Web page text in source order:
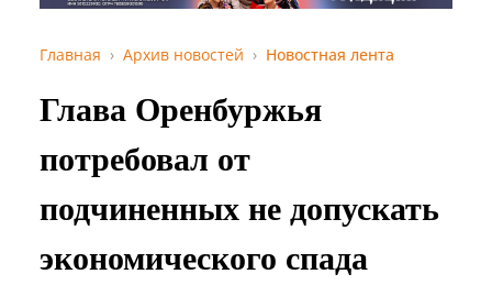
Главная Архив новостей Новостная лента
Глава Оренбуржья
потребовал от
подчиненных не допускать
экономического спада